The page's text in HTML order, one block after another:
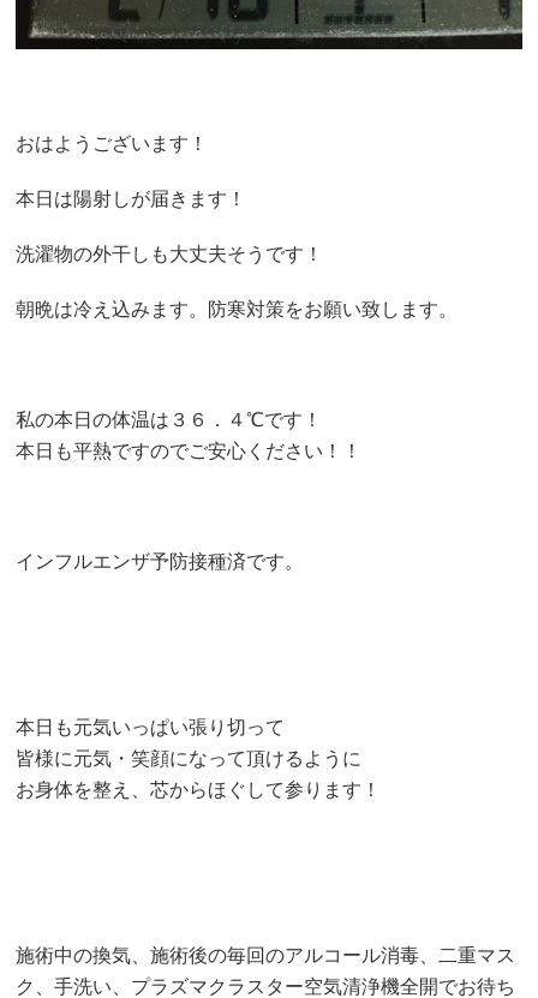
おはようございます！
本日は陽射しが届きます！
洗濯物の外干しも大丈夫そうです！
朝晩は冷え込みます。防寒対策をお願い致します。
私の本日の体温は３６．４℃です！
本日も平熱ですのでご安心ください！！
インフルエンザ予防接種済です。
本日も元気いっぱい張り切って
皆様に元気・笑顔になって頂けるように
お身体を整え、芯からほぐして参ります！
施術中の換気、施術後の毎回のアルコール消毒、二重マス
ク、手洗い、プラズマクラスター空気清浄機全開でお待ち